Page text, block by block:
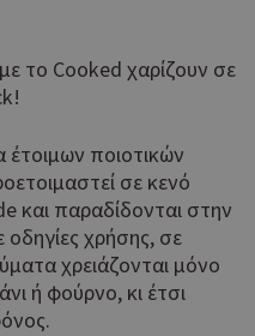
το Cooked χαρίζουν σε
έτοιμων ποιοτικών
σε κενό
και παραδίδονται στην
χρήσης, σε
χρειάζονται μόνο
ή φούρνο, κι έτσι